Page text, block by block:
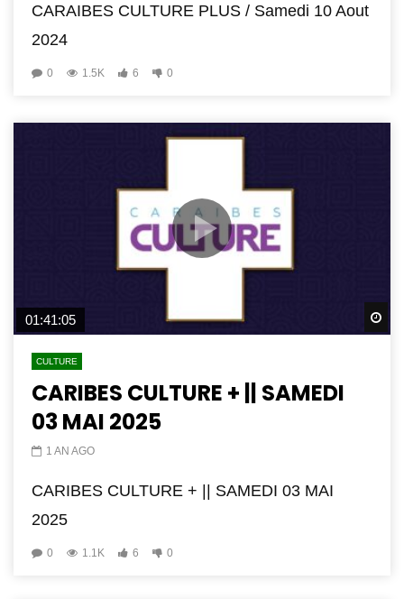
CARAIBES CULTURE PLUS / Samedi 10 Aout
2024
0 1.5K 6 0
01:41:05
CULTURE
CARIBES CULTURE + || SAMEDI
03 MAI 2025
1 AN AGO
CARIBES CULTURE + || SAMEDI 03 MAI
2025
0 1.1K 6 0